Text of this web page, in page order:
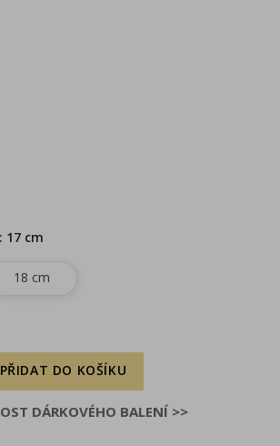
17 cm
18 cm
PŘIDAT DO KOŠÍKU
DÁRKOVÉHO BALENÍ >>